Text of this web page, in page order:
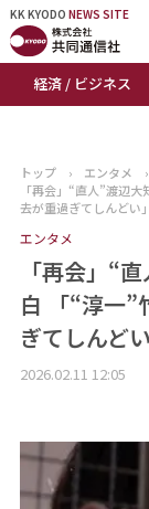
KK KYODO NEWS SITE
経済 / ビジネス
KK KYODONEWS SITE
トップページ
ニュース
おすすめコン
出版物
会社概要
トップ › エンタメ
›
「再会」“直人”渡辺
去が重過ぎてしんどい」
エンタメ
「再会」“
白 「“淳一”
ぎてしんどい
2026.02.11 12:05